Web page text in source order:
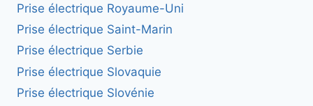
Prise électrique Royaume-Uni
Prise électrique Saint-Marin
Prise électrique Serbie
Prise électrique Slovaquie
Prise électrique Slovénie